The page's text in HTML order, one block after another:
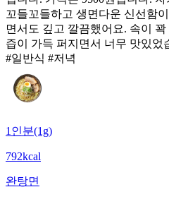
꼬들꼬들하고 생면다운 신선함
면서도 깊고 깔끔했어요. 속이
즙이 가득 퍼지면서 너무 맛있었
#일반식 #저녁
1인분(1g)
792kcal
완탕면